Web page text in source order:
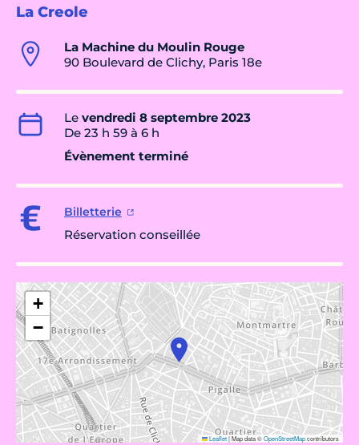
La Creole
La Machine du Moulin Rouge
90 Boulevard de Clichy, Paris 18e
Le vendredi 8 septembre 2023
De 23 h 59 à 6 h
Évènement terminé
Billetterie
Réservation conseillée
+
−
Leaflet|Map data ©OpenStreetMapcontributors